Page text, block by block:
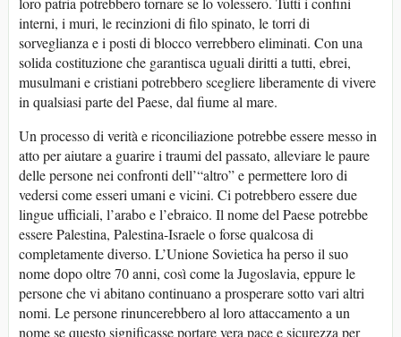
interni, i muri, le recinzioni di filo spinato, le torri di
sorveglianza e i posti di blocco verrebbero eliminati. Con una
solida costituzione che garantisca uguali diritti a tutti, ebrei,
musulmani e cristiani potrebbero scegliere liberamente di vivere
in qualsiasi parte del Paese, dal fiume al mare.
Un processo di verità e riconciliazione potrebbe essere messo in
atto per aiutare a guarire i traumi del passato, alleviare le paure
delle persone nei confronti dell’“altro” e permettere loro di
vedersi come esseri umani e vicini. Ci potrebbero essere due
lingue ufficiali, l’arabo e l’ebraico. Il nome del Paese potrebbe
essere Palestina, Palestina-Israele o forse qualcosa di
completamente diverso. L’Unione Sovietica ha perso il suo
nome dopo oltre 70 anni, così come la Jugoslavia, eppure le
persone che vi abitano continuano a prosperare sotto vari altri
nomi. Le persone rinuncerebbero al loro attaccamento a un
nome se questo significasse portare vera pace e sicurezza per